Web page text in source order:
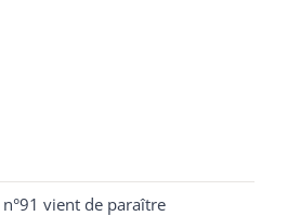
vient de paraître